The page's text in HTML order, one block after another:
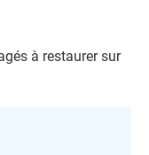
à restaurer sur